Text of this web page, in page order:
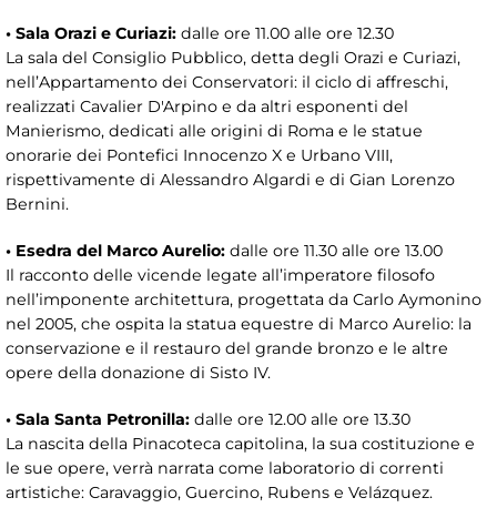
• Sala Orazi e Curiazi: dalle ore 11.00 alle ore 12.30
La sala del Consiglio Pubblico, detta degli Orazi e Curiazi,
nell’Appartamento dei Conservatori: il ciclo di affreschi,
realizzati Cavalier D'Arpino e da altri esponenti del
Manierismo, dedicati alle origini di Roma e le statue
onorarie dei Pontefici Innocenzo X e Urbano VIII,
rispettivamente di Alessandro Algardi e di Gian Lorenzo
Bernini.
• Esedra del Marco Aurelio: dalle ore 11.30 alle ore 13.00
Il racconto delle vicende legate all’imperatore filosofo
nell’imponente architettura, progettata da Carlo Aymonino
nel 2005, che ospita la statua equestre di Marco Aurelio: la
conservazione e il restauro del grande bronzo e le altre
opere della donazione di Sisto IV.
• Sala Santa Petronilla: dalle ore 12.00 alle ore 13.30
La nascita della Pinacoteca capitolina, la sua costituzione e
le sue opere, verrà narrata come laboratorio di correnti
artistiche: Caravaggio, Guercino, Rubens e Velázquez.